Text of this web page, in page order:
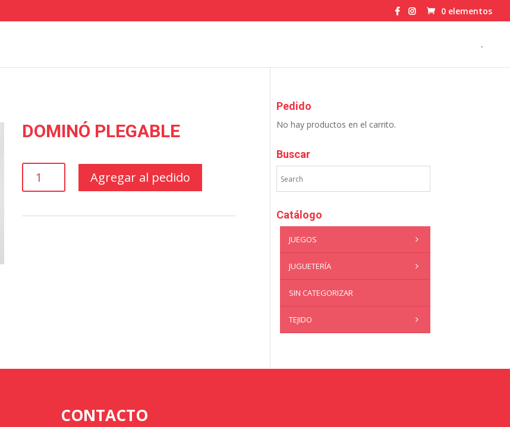
0 elementos
.
DOMINÓ PLEGABLE
PLEGABLE
Agregar al pedido
Pedido
No hay productos en el carrito.
Buscar
Catálogo
JUEGOS
JUGUETERÍA
SIN CATEGORIZAR
TEJIDO
CONTACTO